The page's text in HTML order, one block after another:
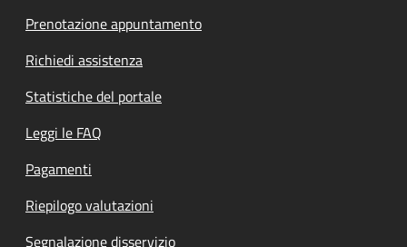
Prenotazione appuntamento
Richiedi assistenza
Statistiche del portale
Leggi le FAQ
Pagamenti
Riepilogo valutazioni
Segnalazione disservizio